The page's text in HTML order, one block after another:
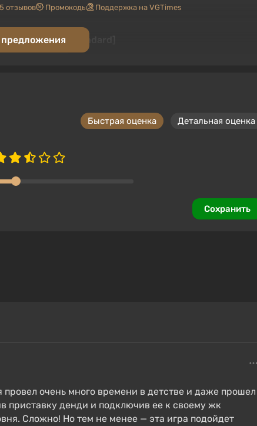
отзывов Промокоды Поддержка на VGTimes
[Europe] [Standard]
(Account) [Global] [Standard]
SUMMER
Поддержка на VGTimes
предложения
Быстрая оценка Детальная оценка
Сохранить
очень много времени в детстве и даже прошел
приставку денди и подключив ее к своему жк
Сложно! Но тем не менее — эта игра подойдет